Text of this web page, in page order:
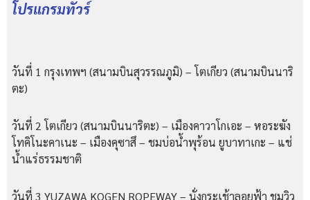
โปรแกรมทัวร์
วันที่ 1 กรุงเทพฯ (สนามบินสุวรรณภูมิ) – โตเกียว (สนามบินนาริ
ตะ)
วันที่ 2 โตเกียว (สนามบินนาริตะ) – เมืองคาวาโกเอะ – หอระฆัง
โทคิโนะคาเนะ – เมืองคุซาสึ – ชมบ่อน้ำพุร้อน ยูบาทาเกะ – แช่
น้ำแร่ธรรมชาติ
วันที่ 3 YUZAWA KOGEN ROPEWAY – นั่งกระเช้าลอยฟ้า ชมวิว